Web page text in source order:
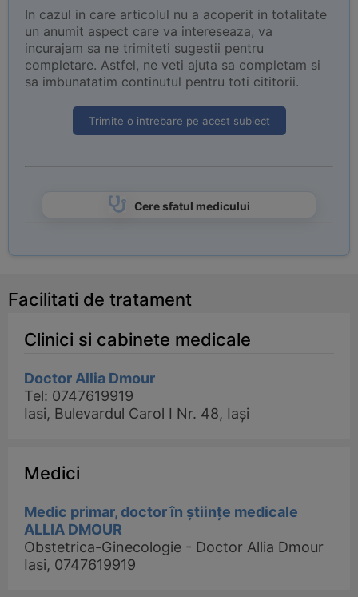
In cazul in care articolul nu a acoperit in totalitate
un anumit aspect care va intereseaza, va
incurajam sa ne trimiteti sugestii pentru
completare. Astfel, ne veti ajuta sa completam si
sa imbunatatim continutul pentru toti cititorii.
Trimite o intrebare pe acest subiect
Cere sfatul medicului
Facilitati de tratament
Clinici si cabinete medicale
Doctor Allia Dmour
Tel: 0747619919
Iasi, Bulevardul Carol I Nr. 48, Iași
Medici
Medic primar, doctor în științe medicale
ALLIA DMOUR
Obstetrica-Ginecologie - Doctor Allia Dmour
Iasi, 0747619919